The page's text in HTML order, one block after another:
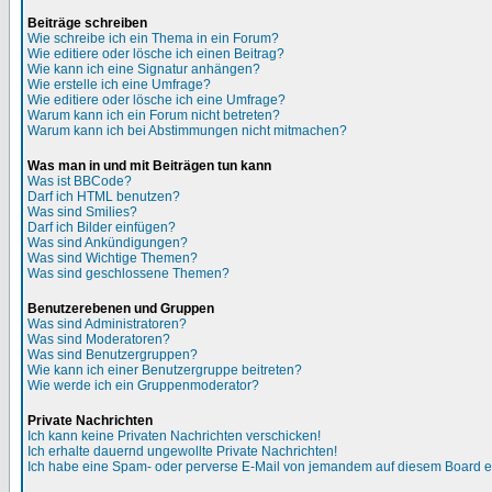
Beiträge schreiben
Wie schreibe ich ein Thema in ein Forum?
Wie editiere oder lösche ich einen Beitrag?
Wie kann ich eine Signatur anhängen?
Wie erstelle ich eine Umfrage?
Wie editiere oder lösche ich eine Umfrage?
Warum kann ich ein Forum nicht betreten?
Warum kann ich bei Abstimmungen nicht mitmachen?
Was man in und mit Beiträgen tun kann
Was ist BBCode?
Darf ich HTML benutzen?
Was sind Smilies?
Darf ich Bilder einfügen?
Was sind Ankündigungen?
Was sind Wichtige Themen?
Was sind geschlossene Themen?
Benutzerebenen und Gruppen
Was sind Administratoren?
Was sind Moderatoren?
Was sind Benutzergruppen?
Wie kann ich einer Benutzergruppe beitreten?
Wie werde ich ein Gruppenmoderator?
Private Nachrichten
Ich kann keine Privaten Nachrichten verschicken!
Ich erhalte dauernd ungewollte Private Nachrichten!
Ich habe eine Spam- oder perverse E-Mail von jemandem auf diesem Board